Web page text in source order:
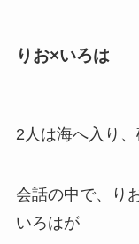
りお×いろは
2人は海へ入り
会話の中で、り
いろはが